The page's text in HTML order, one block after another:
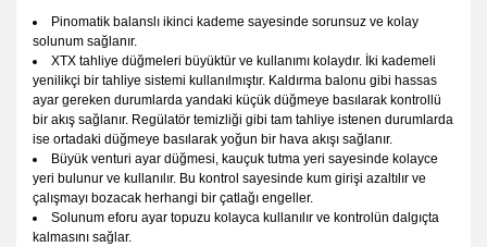
Pinomatik balanslı ikinci kademe sayesinde sorunsuz ve kolay
solunum sağlanır.
XTX tahliye düğmeleri büyüktür ve kullanımı kolaydır. İki kademeli
yenilikçi bir tahliye sistemi kullanılmıştır. Kaldırma balonu gibi hassas
ayar gereken durumlarda yandaki küçük düğmeye basılarak kontrollü
bir akış sağlanır. Regülatör temizliği gibi tam tahliye istenen durumlarda
ise ortadaki düğmeye basılarak yoğun bir hava akışı sağlanır.
Büyük venturi ayar düğmesi, kauçuk tutma yeri sayesinde kolayce
yeri bulunur ve kullanılır. Bu kontrol sayesinde kum girişi azaltılır ve
çalışmayı bozacak herhangi bir çatlağı engeller.
Solunum eforu ayar topuzu kolayca kullanılır ve kontrolün dalgıçta
kalmasını sağlar.